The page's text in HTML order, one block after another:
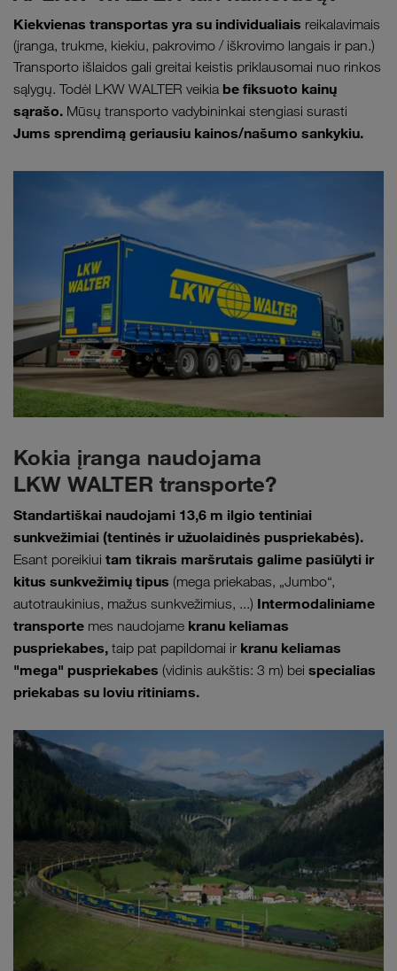
Kiekvienas transportas yra su individualiais reikalavimais
(įranga, trukme, kiekiu, pakrovimo / iškrovimo langais ir pan.)
Transporto išlaidos gali greitai keistis priklausomai nuo rinkos
sąlygų. Todėl LKW WALTER veikia be fiksuoto kainų
sąrašo. Mūsų transporto vadybininkai stengiasi surasti
Jums sprendimą geriausiu kainos/našumo sankykiu.
Kokia įranga naudojama
LKW WALTER transporte?
Standartiškai naudojami 13,6 m ilgio tentiniai
sunkvežimiai (tentinės ir užuolaidinės puspriekabės).
Esant poreikiui tam tikrais maršrutais galime pasiūlyti ir
kitus sunkvežimių tipus (mega priekabas, „Jumbo“,
autotraukinius, mažus sunkvežimius, ...) Intermodaliniame
transporte mes naudojame kranu keliamas
puspriekabes, taip pat papildomai ir kranu keliamas
"mega" puspriekabes (vidinis aukštis: 3 m) bei specialias
priekabas su loviu ritiniams.